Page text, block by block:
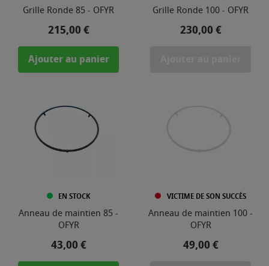
Grille Ronde 85 - OFYR
Prix
215,00 €
Ajouter au panier
Grille Ronde 100 - OFYR
Prix
230,00 €
EN STOCK
Anneau de maintien 85 -
OFYR
Prix
43,00 €
VICTIME DE SON SUCCÈS
Anneau de maintien 100 -
OFYR
Prix
49,00 €